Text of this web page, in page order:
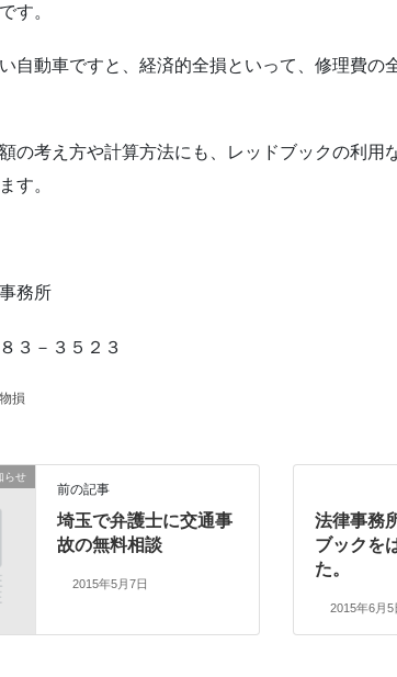
す。
自動車ですと、経済的全損といって、修理費の
の考え方や計算方法にも、レッドブックの利用
す。
務所
３－３５２３
物損
らせ
前の記事
埼玉で弁護士に交通事
故の無料相談
2015年5月7日
法律事務
ブックを
た。
2015年6月5